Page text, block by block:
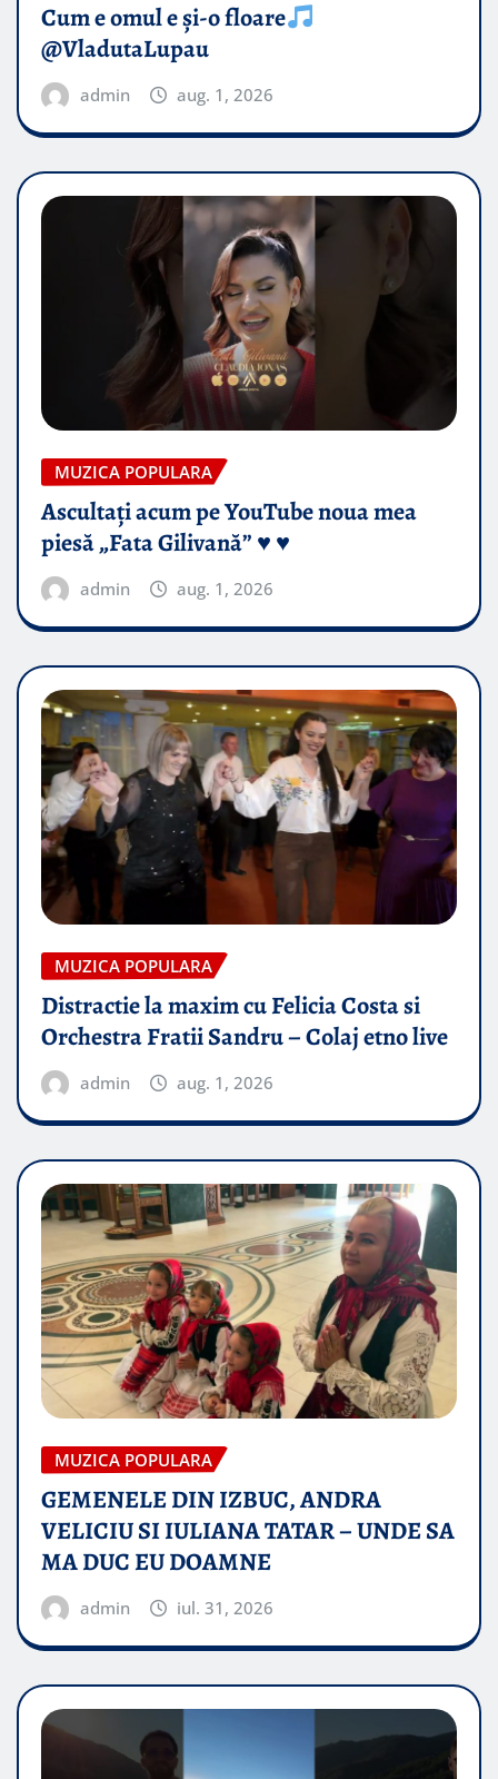
Cum e omul e și-o floare
@VladutaLupau
admin aug. 1, 2026
MUZICA POPULARA
Ascultați acum pe YouTube noua mea
piesă „Fata Gilivană” ♥️ ♥️
admin aug. 1, 2026
MUZICA POPULARA
Distractie la maxim cu Felicia Costa si
Orchestra Fratii Sandru – Colaj etno live
admin aug. 1, 2026
MUZICA POPULARA
GEMENELE DIN IZBUC, ANDRA
VELICIU SI IULIANA TATAR – UNDE SA
MA DUC EU DOAMNE
admin iul. 31, 2026